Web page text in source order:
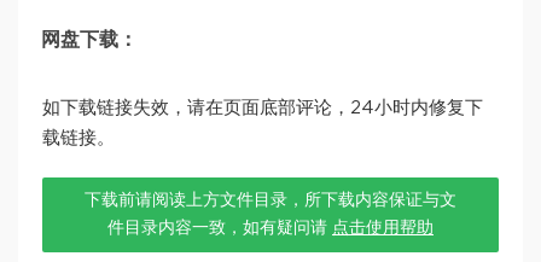
网盘下载：
如下载链接失效，请在页面底部评论，24小时内修复下
载链接。
下载前请阅读上方文件目录，所下载内容保证与文
件目录内容一致，如有疑问请 点击使用帮助